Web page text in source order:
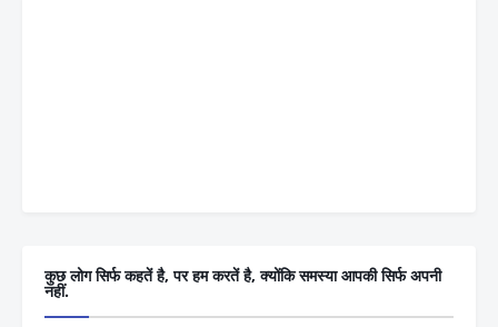
कुछ लोग सिर्फ कहतें है, पर हम करतें है, क्योंकि समस्या आपकी सिर्फ अपनी
नहीं.